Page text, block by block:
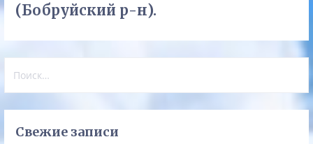
(Бобруйский р-н).
Свежие записи